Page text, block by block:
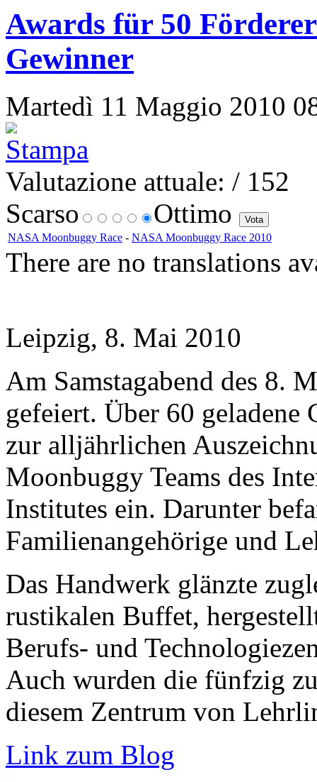
Awards für 50
Gewinner
Martedì 11 Maggio 2010
Valutazione attuale: / 152
Scarso
Ottimo
NASA Moonbuggy Race - NASA Moonbuggy Race 2010
There are no translations
Leipzig, 8. Mai 2010
Am Samstagabend des 8.
gefeiert. Über 60 geladene
zur alljährlichen
Moonbuggy Teams des
Institutes ein. Darunter
Familienangehörige und
Das Handwerk glänzte
rustikalen Buffet,
Berufs- und
Auch wurden die fünfzig
diesem Zentrum von
Link zum Blog